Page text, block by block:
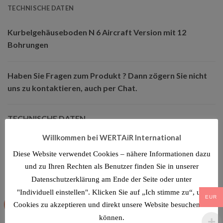
TECHNISCHE DATEN
Kurbelgehäuseboden N 6 Aircraft Version mit 12
Bohrungen
Haben Sie Fragen zum Produkt ? Dann zögern Sie nicht
uns zu kontaktieren, auch per Chat.
TECHNISCHE DATEN
ÄHNLICHE PRODUKTE
Angebot! Angebot!
Willkommen bei WERTAiR International
Diese Website verwendet Cookies – nähere Informationen dazu
und zu Ihren Rechten als Benutzer finden Sie in unserer
Datenschutzerklärung am Ende der Seite oder unter
"Individuell einstellen". Klicken Sie auf „Ich stimme zu“, um
Cookies zu akzeptieren und direkt unsere Website besuchen zu
können.
EUR